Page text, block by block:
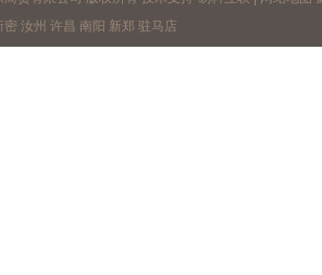
密 汝州 许昌 南阳 新郑 驻马店